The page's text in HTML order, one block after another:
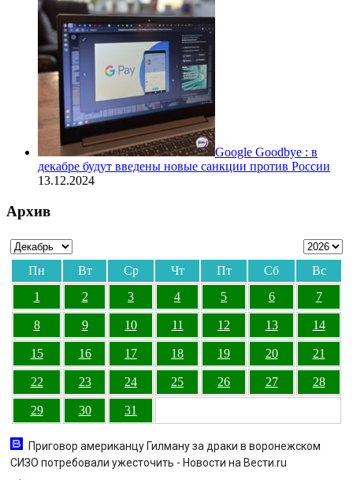
Google Goodbye : в
декабре будут введены новые санкции против России
13.12.2024
Архив
Пн Вт Ср Чт Пт Сб
Вс
1
2 3 4 5 6 7
8 9 10 11 12 13 14
15 16 17 18 19 20 21
22 23 24 25 26 27 28
29 30 31
Приговор американцу Гилману за драки в воронежском
СИЗО потребовали ужесточить - Новости на Вести.ru